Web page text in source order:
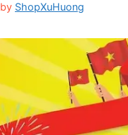
by ShopXuHuong